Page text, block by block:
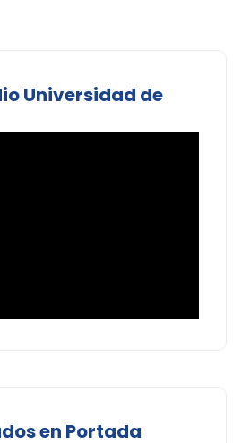
Universidad de
en Portada